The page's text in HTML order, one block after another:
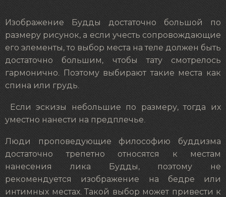
Изображение Будды достаточно большой по
размеру рисунок, а если учесть сопровождающие
его элементы, то выбор места на теле должен быть
достаточно большим, чтобы тату смотрелось
гармонично. Поэтому выбирают такие места как
спина или грудь.
Если эскизы небольшие по размеру, тогда их
уместно нанести на предплечье.
Люди проповедующие философию буддизма
достаточно трепетно относятся к местам
нанесения лика Будды, поэтому не
рекомендуется изображение на бедре или
интимных местах. Такой выбор может привести к